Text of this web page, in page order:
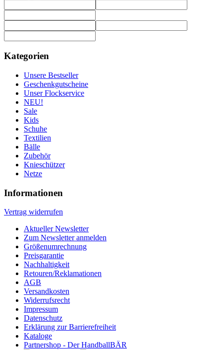
Kategorien
Unsere Bestseller
Geschenkgutscheine
Unser Flockservice
NEU!
Sale
Kids
Schuhe
Textilien
Bälle
Zubehör
Knieschützer
Netze
Informationen
Vertrag widerrufen
Aktueller Newsletter
Zum Newsletter anmelden
Größenumrechnung
Preisgarantie
Nachhaltigkeit
Retouren/Reklamationen
AGB
Versandkosten
Widerrufsrecht
Impressum
Datenschutz
Erklärung zur Barrierefreiheit
Kataloge
Partnershop - Der HandballBÄR